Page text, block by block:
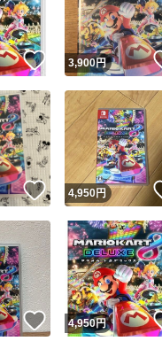
いいね！
3,900円
いいね！
4,950円
いいね！
4,950円